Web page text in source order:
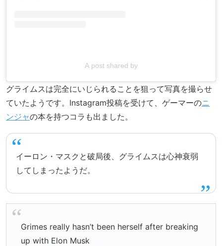
A post shared by
グライムスは完全にいじられることを狙って写真を撮らせ
ていたようです。Instagram投稿を受けて、ゲーマーのニ
ンジャの本を持つコラも出ました。
イーロン・マスクと破局後、グライムスは心神衰弱
してしまったようだ。
Grimes really hasn’t been herself after breaking
up with Elon Musk